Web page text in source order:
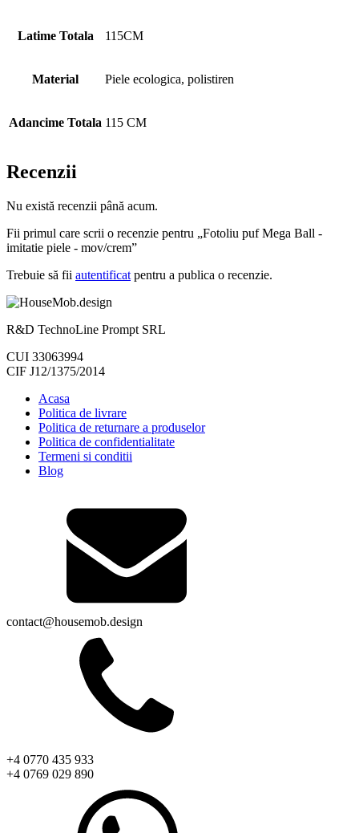
Latime Totala 115CM
Material Piele ecologica, polistiren
Adancime Totala 115 CM
Recenzii
Nu există recenzii până acum.
Fii primul care scrii o recenzie pentru „Fotoliu puf Mega Ball -
imitatie piele - mov/crem”
Trebuie să fii autentificat pentru a publica o recenzie.
R&D TechnoLine Prompt SRL
CUI 33063994
CIF J12/1375/2014
Acasa
Politica de livrare
Politica de returnare a produselor
Politica de confidentialitate
Termeni si conditii
Blog
contact@housemob.design
+4 0770 435 933
+4 0769 029 890